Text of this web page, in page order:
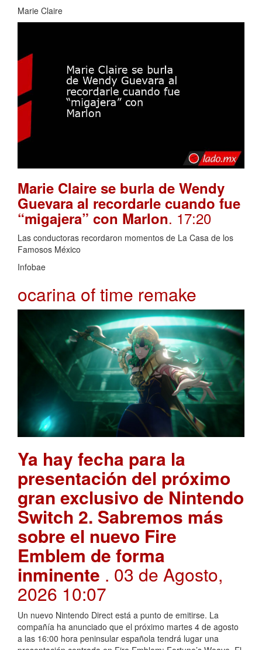
Marie Claire
Marie Claire se burla de Wendy
Guevara al recordarle cuando fue
“migajera” con Marlon. 17:20
Las conductoras recordaron momentos de La Casa de los
Famosos México
Infobae
ocarina of time remake
Ya hay fecha para la
presentación del próximo
gran exclusivo de Nintendo
Switch 2. Sabremos más
sobre el nuevo Fire
Emblem de forma
inminente . 03 de Agosto,
2026 10:07
Un nuevo Nintendo Direct está a punto de emitirse. La
compañía ha anunciado que el próximo martes 4 de agosto
a las 16:00 hora peninsular española tendrá lugar una